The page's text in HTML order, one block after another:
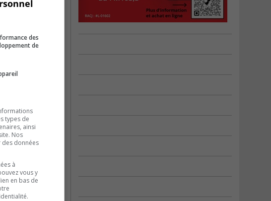
des
de
types de
ainsi
Nos
des données
à
vous y
en bas de